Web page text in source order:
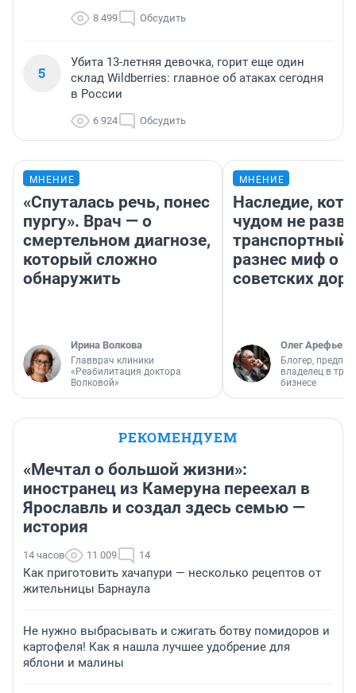
8 499 Обсудить
5
Убита 13-летняя девочка, горит еще один
склад Wildberries: главное об атаках сегодня
в России
6 924 Обсудить
МНЕНИЕ
«Спуталась речь, понес
пургу». Врач — о
смертельном диагнозе,
который сложно
обнаружить
Ирина Волкова
Главврач клиники
«Реабилитация доктора
Волковой»
МНЕНИЕ
Наследие,
чудом не
транспортный
разнес миф о
советских
Олег Арефьев
Блогер,
владелец в
бизнесе
РЕКОМЕНДУЕМ
«Мечтал о большой жизни»:
иностранец из Камеруна переехал в
Ярославль и создал здесь семью —
история
14 часов 11 009 14
Как приготовить хачапури — несколько рецептов от
жительницы Барнаула
Не нужно выбрасывать и сжигать ботву помидоров и
картофеля! Как я нашла лучшее удобрение для
яблони и малины